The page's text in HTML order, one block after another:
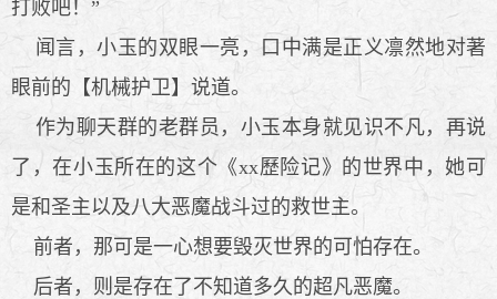
打败吧！”
闻言，小玉的双眼一亮，口中满是正义凛然地对著
眼前的【机械护卫】说道。
作为聊天群的老群员，小玉本身就见识不凡，再说
了，在小玉所在的这个《xx歷险记》的世界中，她可
是和圣主以及八大恶魔战斗过的救世主。
前者，那可是一心想要毁灭世界的可怕存在。
后者，则是存在了不知道多久的超凡恶魔。